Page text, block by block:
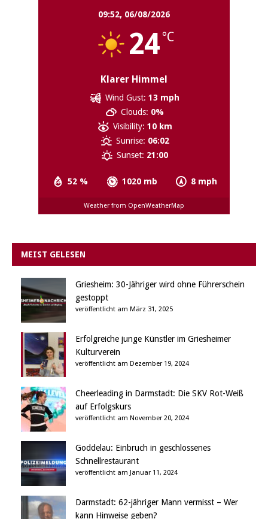
09:52, 06/08/2026
24°C
Klarer Himmel
52 % 1020 mb 8 mph
Wind Gust: 13 mph
Clouds: 0%
Visibility: 10 km
Sunrise: 06:02
Sunset: 21:00
Weather from OpenWeatherMap
MEIST GELESEN
Griesheim: 30-Jähriger wird ohne Führerschein
gestoppt
veröffentlicht am März 31, 2025
Erfolgreiche junge Künstler im Griesheimer
Kulturverein
veröffentlicht am Dezember 19, 2024
Cheerleading in Darmstadt: Die SKV Rot-Weiß
auf Erfolgskurs
veröffentlicht am November 20, 2024
Goddelau: Einbruch in geschlossenes
Schnellrestaurant
veröffentlicht am Januar 11, 2024
Darmstadt: 62-jähriger Mann vermisst – Wer
kann Hinweise geben?